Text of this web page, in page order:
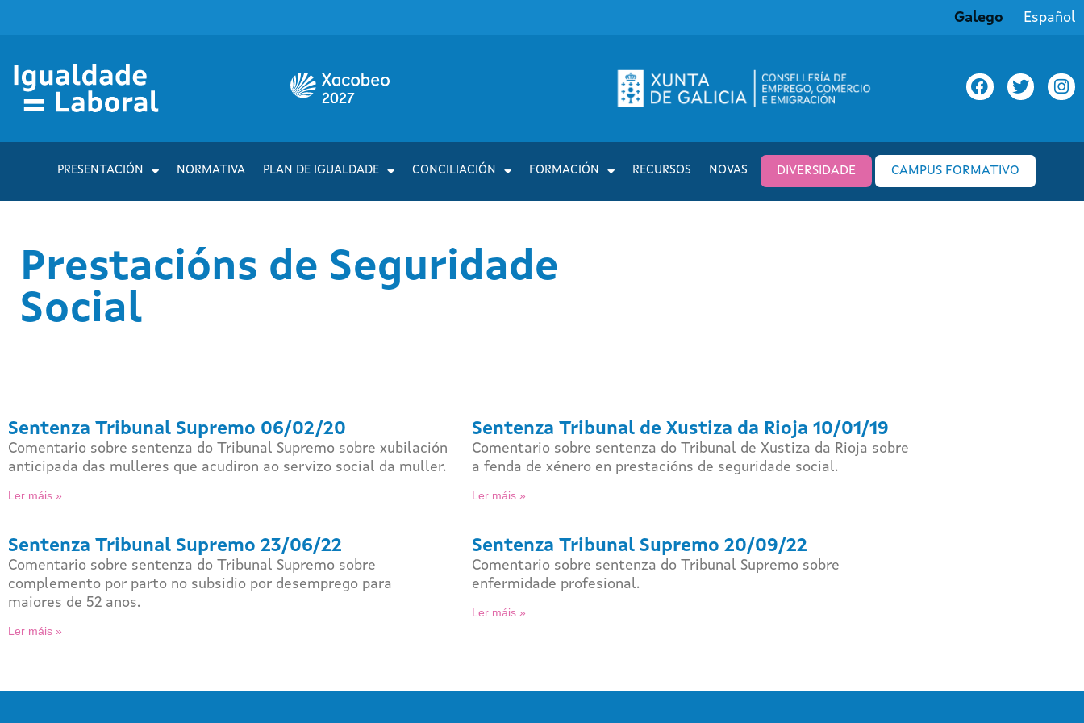
Galego Español
PRESENTACIÓN NORMATIVA PLAN DE IGUALDADE CONCILIACIÓN FORMACIÓN RECURSOS NOVAS DIVERSIDADE CAMPUS FORMATIVO
Prestacións de Seguridade
Social
Sentenza Tribunal Supremo 06/02/20
Comentario sobre sentenza do Tribunal Supremo sobre xubilación
anticipada das mulleres que acudiron ao servizo social da muller.
Ler máis »
Sentenza Tribunal de Xustiza da Rioja 10/01/19
Comentario sobre sentenza do Tribunal de Xustiza da Rioja sobre
a fenda de xénero en prestacións de seguridade social.
Ler máis »
Sentenza Tribunal Supremo 23/06/22
Comentario sobre sentenza do Tribunal Supremo sobre
complemento por parto no subsidio por desemprego para
maiores de 52 anos.
Ler máis »
Sentenza Tribunal Supremo 20/09/22
Comentario sobre sentenza do Tribunal Supremo sobre
enfermidade profesional.
Ler máis »